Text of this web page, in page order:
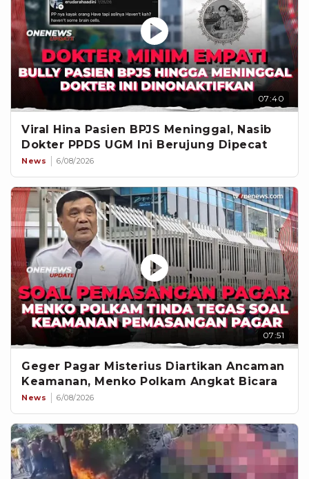
07:40
Viral Hina Pasien BPJS Meninggal, Nasib
Dokter PPDS UGM Ini Berujung Dipecat
News 6/08/2026
07:51
Geger Pagar Misterius Diartikan Ancaman
Keamanan, Menko Polkam Angkat Bicara
News 6/08/2026